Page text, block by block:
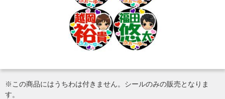
※この商品にはうちわは付きません。シールのみの販売となりま
す。